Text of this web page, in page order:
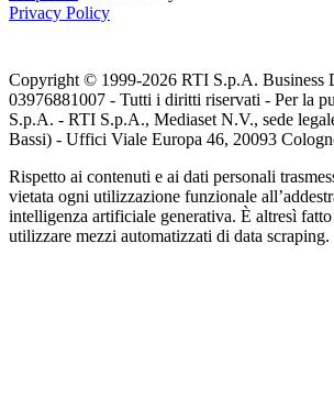
Privacy Policy
Copyright © 1999-2026 RTI S.p.A. Business
03976881007 - Tutti i diritti riservati - Per la
S.p.A. - RTI S.p.A., Mediaset N.V., sede
Bassi) - Uffici Viale Europa 46, 20093
Rispetto ai contenuti e ai dati personali
vietata ogni utilizzazione funzionale
intelligenza artificiale generativa. È altresì
utilizzare mezzi automatizzati di data scraping.